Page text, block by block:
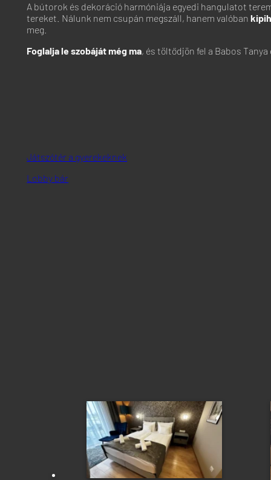
A bútorok és dekoráció harmóniája egyedi hangulatot
tereket. Nálunk nem csupán megszáll, hanem valóban
meg.
Foglalja le szobáját még ma, és töltődjön fel a Babos Tanya
Játszótér a gyerekeknek
Lobby bár